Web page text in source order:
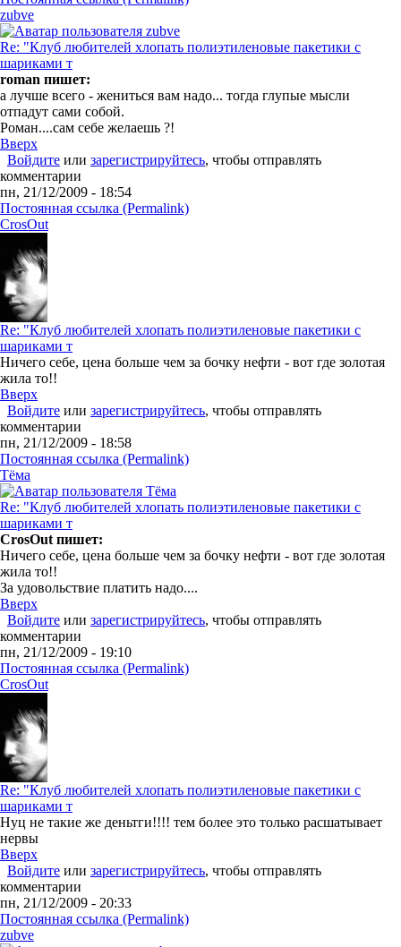
zubve
Re: "Клуб любителей хлопать полиэтиленовые пакетики с
шариками т
roman пишет:
а лучше всего - жениться вам надо... тогда глупые мысли
отпадут сами собой.
Роман....сам себе желаешь ?!
Вверх
Войдите или зарегистрируйтесь, чтобы отправлять
комментарии
пн, 21/12/2009 - 18:54
Постоянная ссылка (Permalink)
CrosOut
Re: "Клуб любителей хлопать полиэтиленовые пакетики с
шариками т
Ничего себе, цена больше чем за бочку нефти - вот где золотая
жила то!!
Вверх
Войдите или зарегистрируйтесь, чтобы отправлять
комментарии
пн, 21/12/2009 - 18:58
Постоянная ссылка (Permalink)
Tёма
Re: "Клуб любителей хлопать полиэтиленовые пакетики с
шариками т
CrosOut пишет:
Ничего себе, цена больше чем за бочку нефти - вот где золотая
жила то!!
За удовольствие платить надо....
Вверх
Войдите или зарегистрируйтесь, чтобы отправлять
комментарии
пн, 21/12/2009 - 19:10
Постоянная ссылка (Permalink)
CrosOut
Re: "Клуб любителей хлопать полиэтиленовые пакетики с
шариками т
Нуц не такие же деньтги!!!! тем более это только расшатывает
нервы
Вверх
Войдите или зарегистрируйтесь, чтобы отправлять
комментарии
пн, 21/12/2009 - 20:33
Постоянная ссылка (Permalink)
zubve